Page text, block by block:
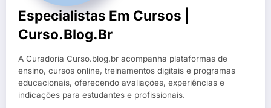
Especialistas Em Cursos |
Curso.blog.br
A Curadoria Curso.blog.br acompanha plataformas de
ensino, cursos online, treinamentos digitais e programas
educacionais, oferecendo avaliações, experiências e
indicações para estudantes e profissionais.